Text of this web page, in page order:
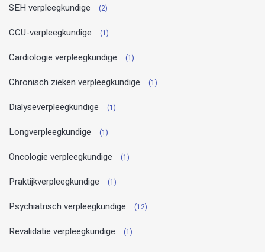
SEH verpleegkundige (2)
CCU-verpleegkundige (1)
Cardiologie verpleegkundige (1)
Chronisch zieken verpleegkundige (1)
Dialyseverpleegkundige (1)
Longverpleegkundige (1)
Oncologie verpleegkundige (1)
Praktijkverpleegkundige (1)
Psychiatrisch verpleegkundige (12)
Revalidatie verpleegkundige (1)